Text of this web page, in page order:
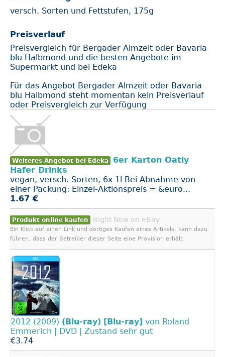
versch. Sorten und Fettstufen, 175g
Preisverlauf
Preisvergleich für Bergader Almzeit oder Bavaria
blu Halbmond und die besten Angebote im
Supermarkt und bei Edeka
Für das Angebot Bergader Almzeit oder Bavaria
blu Halbmond steht momentan kein Preisverlauf
oder Preisvergleich zur Verfügung
Weiteres Angebot bei Edeka
6er Karton Oatly
Hafer Drinks
vegan, versch. Sorten, 6x 1l Bei Abnahme von
einer Packung: Einzel-Aktionspreis = &euro...
1.67 €
Produkt online kaufen Right Now on eBay
Ein Klick auf einen Link und dortiges Kaufen eines Artikels, kann dazu
führen, dass der Betreiber dieser Seite eine Provision erhält.
2012 (2009) (Blu-ray) [Blu-ray] von Roland
Emmerich | DVD | Zustand sehr gut
€3.74